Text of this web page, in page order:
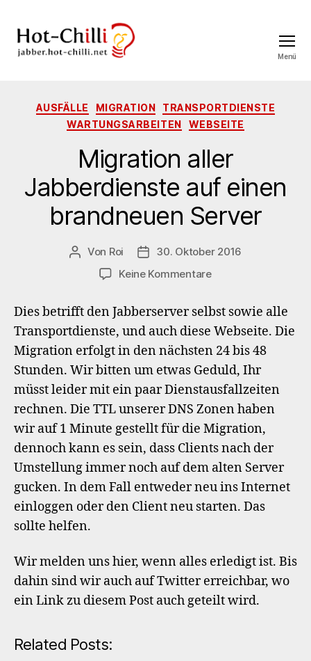
Menü
Kategorien
AUSFÄLLE MIGRATION
TRANSPORTDIENSTE
WARTUNGSARBEITEN
WEBSEITE
Migration aller
Jabberdienste auf einen
brandneuen Server
Beitragsautor
Von Roi Veröffentlichungsdatum
30. Oktober 2016
Keine Kommentarezu
aller
Jabberdienste
auf
einen
brandneuen
Server
Dies betrifft den Jabberserver selbst sowie alle
Transportdienste, und auch diese Webseite. Die
Migration erfolgt in den nächsten 24 bis 48
Stunden. Wir bitten um etwas Geduld, Ihr
müsst leider mit ein paar Dienstausfallzeiten
rechnen. Die TTL unserer DNS Zonen haben
wir auf 1 Minute gestellt für die Migration,
dennoch kann es sein, dass Clients nach der
Umstellung immer noch auf dem alten Server
gucken. In dem Fall entweder neu ins Internet
einloggen oder den Client neu starten. Das
sollte helfen.
Wir melden uns hier, wenn alles erledigt ist. Bis
dahin sind wir auch auf Twitter erreichbar, wo
ein Link zu diesem Post auch geteilt wird.
Related Posts: